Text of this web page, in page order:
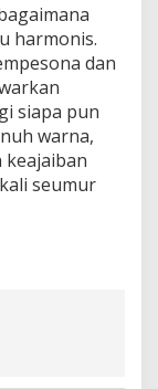
harmonis.
dan
siapa pun
warna,
keajaiban
seumur